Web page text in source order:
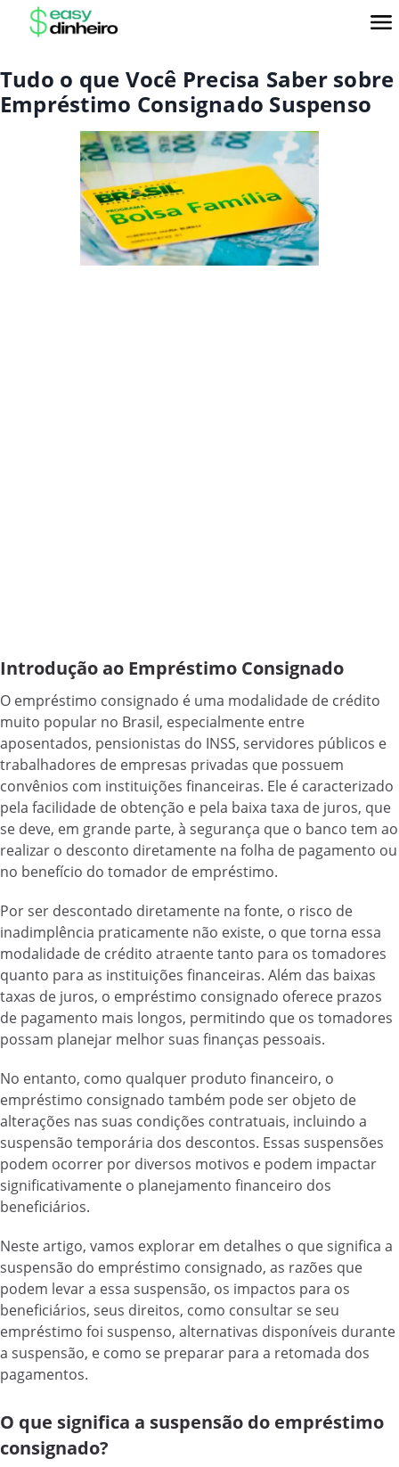
Tudo o que Você Precisa Saber sobre
Empréstimo Consignado Suspenso
Introdução ao Empréstimo Consignado
O empréstimo consignado é uma modalidade de crédito
muito popular no Brasil, especialmente entre
aposentados, pensionistas do INSS, servidores públicos e
trabalhadores de empresas privadas que possuem
convênios com instituições financeiras. Ele é caracterizado
pela facilidade de obtenção e pela baixa taxa de juros, que
se deve, em grande parte, à segurança que o banco tem ao
realizar o desconto diretamente na folha de pagamento ou
no benefício do tomador de empréstimo.
Por ser descontado diretamente na fonte, o risco de
inadimplência praticamente não existe, o que torna essa
modalidade de crédito atraente tanto para os tomadores
quanto para as instituições financeiras. Além das baixas
taxas de juros, o empréstimo consignado oferece prazos
de pagamento mais longos, permitindo que os tomadores
possam planejar melhor suas finanças pessoais.
No entanto, como qualquer produto financeiro, o
empréstimo consignado também pode ser objeto de
alterações nas suas condições contratuais, incluindo a
suspensão temporária dos descontos. Essas suspensões
podem ocorrer por diversos motivos e podem impactar
significativamente o planejamento financeiro dos
beneficiários.
Neste artigo, vamos explorar em detalhes o que significa a
suspensão do empréstimo consignado, as razões que
podem levar a essa suspensão, os impactos para os
beneficiários, seus direitos, como consultar se seu
empréstimo foi suspenso, alternativas disponíveis durante
a suspensão, e como se preparar para a retomada dos
pagamentos.
O que significa a suspensão do empréstimo
consignado?